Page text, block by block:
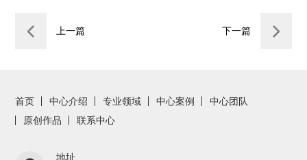
上一篇 下一篇
首页 中心介绍 专业领域 中心案例
中心团队
原创作品
联系中心
地址